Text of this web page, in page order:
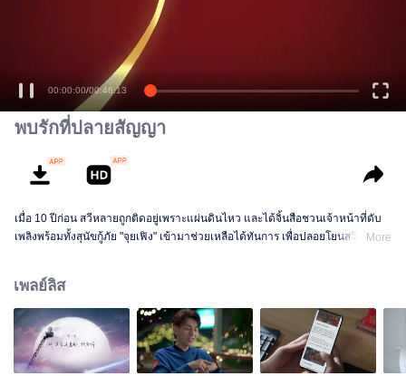
เพลิดเพลินกับซีรีส์ความคมชัดสูงอย่างลื่นไหล
00:00:00/00:46:13
พบรักที่ปลายสัญญา
เมื่อ 10 ปีก่อน สวีหลายถูกติดอยู่เพราะแผ่นดินไหว และได้จิ้นสือชวนเจ้าหน้าที่ดับ
เพลิงพร้อมทั้งสุนัขกู้ภัย "จุยเฟิง" เข้ามาช่วยเหลือได้ทันการ เพื่อปลอยโยนสวีหลายที่
นานาชาติ เธอได้พบกับจิ้นสือชวนอีกครั้งในสถานที่กู้ภัย จิ้นสือชวนไม่เพียงแต่จำสวี
หลายไม่ได้ แต่ยังเข้าใจผิดว่าเธอคือนักข่าวที่ไร้จริยธรรมอีกด้วย สวีหลายไม่สน
ความเข้าใจผิด และแจ้งชื่อแซ่ที่แท้จริงให้กับหน่วยกู้ภัย ในขณะสร้างทีมค้นหาและ
ช่วยเหลือสุนัข สวีหลายใช้ตัวตนของเธอที่เป็นครูฝึกสุนัขกลายมาเป็นคู่หูของจิ้นสื
อชวน ใช้ทักษะอันเชี่ยวชาญเอาชนะผู้คน และมอบ "ผิงอาน" สุนัขกู้ภัยของตนให้
More
เพลย์ลิส